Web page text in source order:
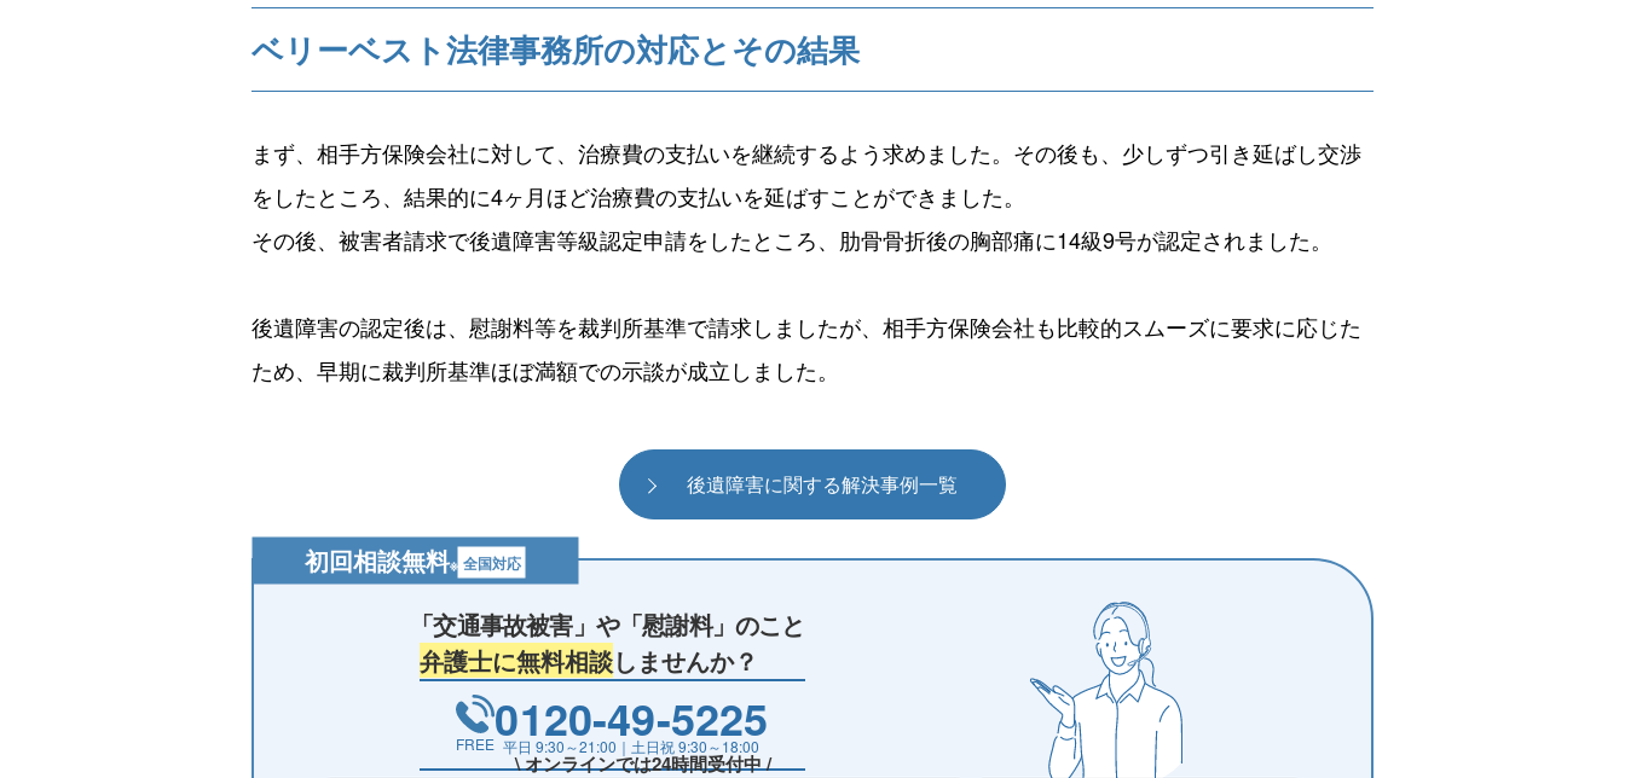
ベリーベスト法律事務所の対応とその結果
まず、相手方保険会社に対して、治療費の支払いを継続するよう求めました。その後も、少しずつ引き延ばし交渉
をしたところ、結果的に4ヶ月ほど治療費の支払いを延ばすことができました。
その後、被害者請求で後遺障害等級認定申請をしたところ、肋骨骨折後の胸部痛に14級9号が認定されました。
後遺障害の認定後は、慰謝料等を裁判所基準で請求しましたが、相手方保険会社も比較的スムーズに要求に応じた
ため、早期に裁判所基準ほぼ満額での示談が成立しました。
後遺障害に関する解決事例一覧
初回相談無料※ 全国対応
「交通事故被害」や「慰謝料」のこと
弁護士に無料相談しませんか？
FREE0120-49-5225
平日9:30～21:00 ｜土日祝9:30～18:00
\ オンラインでは24時間受付中 /